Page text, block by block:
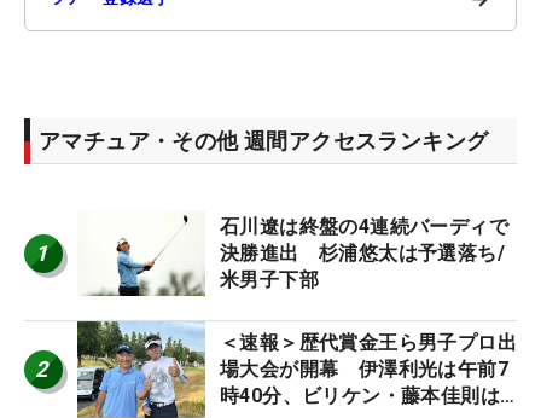
アマチュア・その他 週間アクセスランキング
1
石川遼は終盤の4連続バーディで
決勝進出 杉浦悠太は予選落ち/
米男子下部
2
＜速報＞歴代賞金王ら男子プロ出
場大会が開幕 伊澤利光は午前7
時40分、ビリケン・藤本佳則は